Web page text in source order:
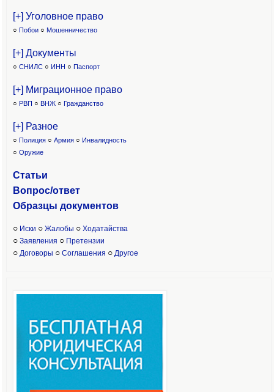
[+] Уголовное право
○ Побои ○ Мошенничество
[+] Документы
○ СНИЛС ○ ИНН ○ Паспорт
[+] Миграционное право
○ РВП ○ ВНЖ ○ Гражданство
[+] Разное
○ Полиция ○ Армия ○ Инвалидность
○ Оружие
Статьи
Вопрос/ответ
Образцы документов
○ Иски ○ Жалобы ○ Ходатайства
○ Заявления ○ Претензии
○ Договоры ○ Соглашения ○ Другое